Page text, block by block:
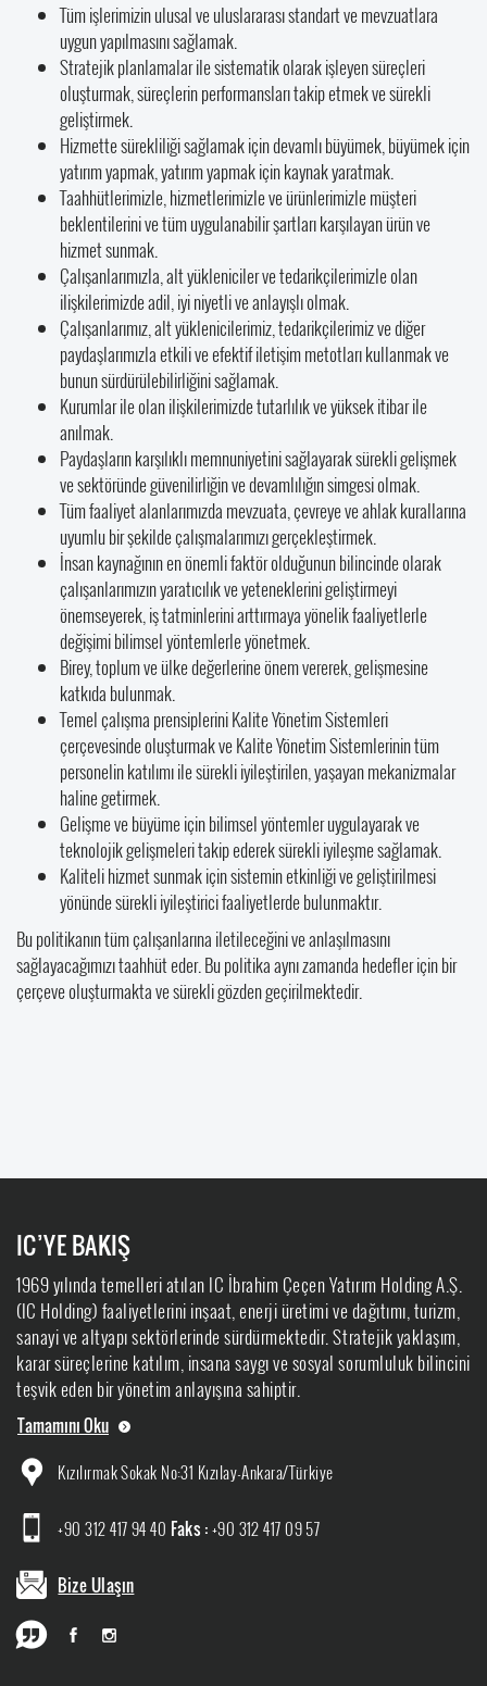
Tüm işlerimizin ulusal ve uluslararası standart ve mevzuatlara
uygun yapılmasını sağlamak.
Stratejik planlamalar ile sistematik olarak işleyen süreçleri
oluşturmak, süreçlerin performansları takip etmek ve sürekli
geliştirmek.
Hizmette sürekliliği sağlamak için devamlı büyümek, büyümek için
yatırım yapmak, yatırım yapmak için kaynak yaratmak.
Taahhütlerimizle, hizmetlerimizle ve ürünlerimizle müşteri
beklentilerini ve tüm uygulanabilir şartları karşılayan ürün ve
hizmet sunmak.
Çalışanlarımızla, alt yükleniciler ve tedarikçilerimizle olan
ilişkilerimizde adil, iyi niyetli ve anlayışlı olmak.
Çalışanlarımız, alt yüklenicilerimiz, tedarikçilerimiz ve diğer
paydaşlarımızla etkili ve efektif iletişim metotları kullanmak ve
bunun sürdürülebilirliğini sağlamak.
Kurumlar ile olan ilişkilerimizde tutarlılık ve yüksek itibar ile
anılmak.
Paydaşların karşılıklı memnuniyetini sağlayarak sürekli gelişmek
ve sektöründe güvenilirliğin ve devamlılığın simgesi olmak.
Tüm faaliyet alanlarımızda mevzuata, çevreye ve ahlak kurallarına
uyumlu bir şekilde çalışmalarımızı gerçekleştirmek.
İnsan kaynağının en önemli faktör olduğunun bilincinde olarak
çalışanlarımızın yaratıcılık ve yeteneklerini geliştirmeyi
önemseyerek, iş tatminlerini arttırmaya yönelik faaliyetlerle
değişimi bilimsel yöntemlerle yönetmek.
Birey, toplum ve ülke değerlerine önem vererek, gelişmesine
katkıda bulunmak.
Temel çalışma prensiplerini Kalite Yönetim Sistemleri
çerçevesinde oluşturmak ve Kalite Yönetim Sistemlerinin tüm
personelin katılımı ile sürekli iyileştirilen, yaşayan mekanizmalar
haline getirmek.
Gelişme ve büyüme için bilimsel yöntemler uygulayarak ve
teknolojik gelişmeleri takip ederek sürekli iyileşme sağlamak.
Kaliteli hizmet sunmak için sistemin etkinliği ve geliştirilmesi
yönünde sürekli iyileştirici faaliyetlerde bulunmaktır.
Bu politikanın tüm çalışanlarına iletileceğini ve anlaşılmasını
sağlayacağımızı taahhüt eder. Bu politika aynı zamanda hedefler için bir
çerçeve oluşturmakta ve sürekli gözden geçirilmektedir.
IC’YE BAKIŞ
1969 yılında temelleri atılan IC İbrahim Çeçen Yatırım Holding A.Ş.
(IC Holding) faaliyetlerini inşaat, enerji üretimi ve dağıtımı, turizm,
sanayi ve altyapı sektörlerinde sürdürmektedir. Stratejik yaklaşım,
karar süreçlerine katılım, insana saygı ve sosyal sorumluluk bilincini
teşvik eden bir yönetim anlayışına sahiptir.
Tamamını Oku
Kızılırmak Sokak No:31 Kızılay-Ankara/Türkiye
+90 312 417 94 40 Faks :+90 312 417 09 57
Bize Ulaşın